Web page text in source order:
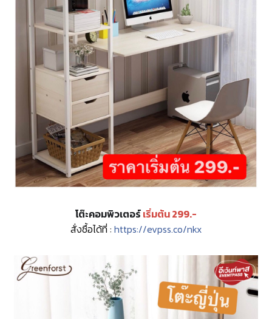
โต๊ะคอมพิวเตอร์เริ่มต้น 299.-
สั่งซื้อได้ที่ : https://evpss.co/nkx